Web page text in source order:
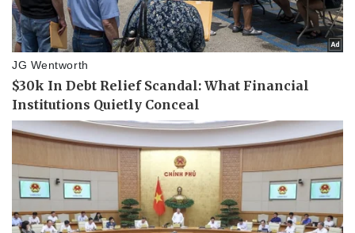
Pháp luật
Vụ án
Tin nóng
Tư vấn luật
Quân sự - Quốc phòng
Vũ khí
Việt Nam